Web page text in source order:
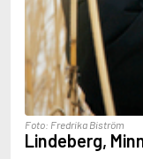
Achmatova, Anna
Aciman, André
Ackebo, Lena
Acker, Kathy
Ackroyd, Peter
Adam de la Halle
Adamov, Arthur
Adams, Douglas
Adams, Herbert
Foto: Fredrika Biström
Lindeberg,